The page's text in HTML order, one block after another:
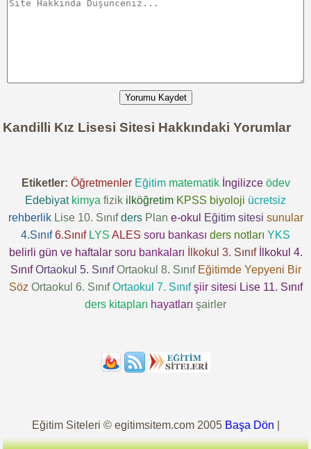
Yorumu Kaydet
Kandilli Kız Lisesi Sitesi Hakkındaki Yorumlar
Etiketler: Öğretmenler Eğitim matematik İngilizce ödev
Edebiyat kimya fizik ilköğretim KPSS biyoloji ücretsiz
rehberlik Lise 10. Sınıf ders Plan e-okul Eğitim sitesi sunular
4.Sınıf 6.Sınıf LYS ALES soru bankası ders notları YKS
belirli gün ve haftalar soru bankaları İlkokul 3. Sınıf
İlkokul 4.
Sınıf Ortaokul 5. Sınıf Ortaokul 8. Sınıf Eğitimde Yepyeni Bir
Söz Ortaokul 6. Sınıf Ortaokul 7. Sınıf şiir sitesi Lise 11. Sınıf
ders kitapları hayatları şairler
Eğitim Siteleri © egitimsitem.com 2005 Başa Dön